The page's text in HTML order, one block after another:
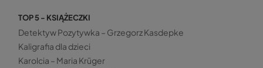
TOP 5 - KSIĄŻECZKI
Detektyw Pozytywka – Grzegorz Kasdepke
Kaligrafia dla dzieci
Karolcia – Maria Krüger